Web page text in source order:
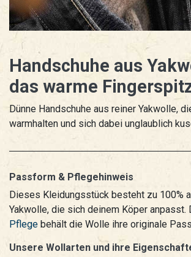
Handschuhe aus
das warme
Dünne Handschuhe aus reiner Yakwolle,
warmhalten und sich dabei unglaublich
Passform & Pflegehinweis
Dieses Kleidungsstück besteht zu 100%
Yakwolle, die sich deinem Köper anpasst.
Pflege behält die Wolle ihre originale
Unsere Wollarten und ihre